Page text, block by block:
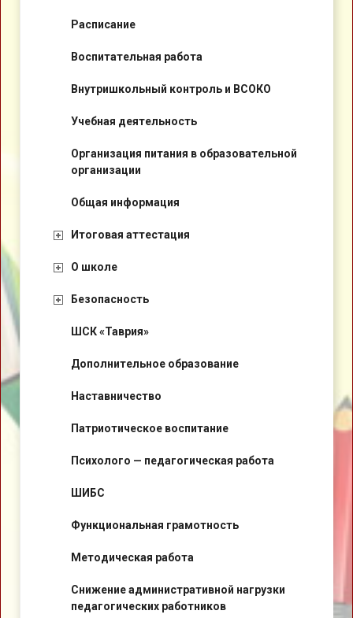
Расписание
Воспитательная работа
Внутришкольный контроль и ВСОКО
Учебная деятельность
Организация питания в образовательной
организации
Общая информация
Итоговая аттестация
О школе
Безопасность
ШСК «Таврия»
Дополнительное образование
Наставничество
Патриотическое воспитание
Психолого — педагогическая работа
ШИБС
Функциональная грамотность
Методическая работа
Снижение административной нагрузки
педагогических работников